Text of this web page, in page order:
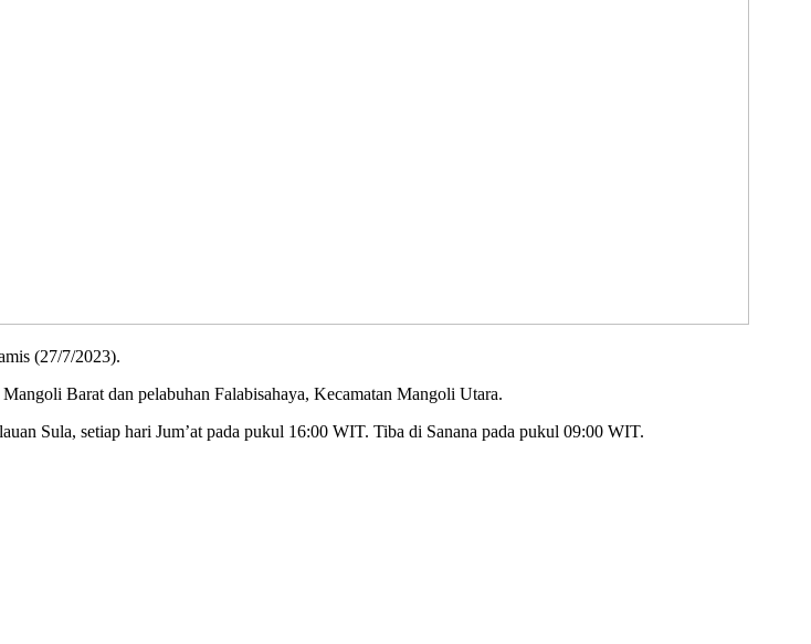
(27/7/2023).
Barat dan pelabuhan Falabisahaya, Kecamatan Mangoli Utara.
Sula, setiap hari Jum’at pada pukul 16:00 WIT. Tiba di Sanana pada pukul 09:00 WIT.